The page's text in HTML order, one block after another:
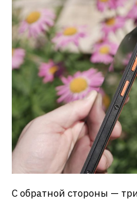
С обратной стороны —